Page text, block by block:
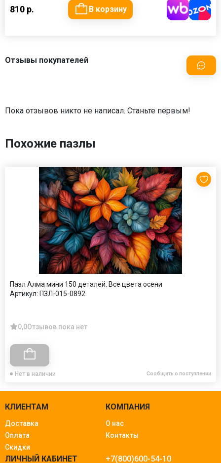
810 р. В корзину
Отзывы покупателей
Пока отзывов никто не написал. Станьте первым!
Похожие пазлы
Пазл Алма мини 150 деталей. Все цвета осени
Артикул: ПЗЛ-015-0892
0,0Отзывов пока нет
Нет в наличии Сообщить о поступлении
КЛИЕНТАМ
Доставка
Оплата
Скидки
КОМПАНИЯ
О нас
Контакты
ЛИЧНЫЙ КАБИНЕТ +7(800)600-54-10